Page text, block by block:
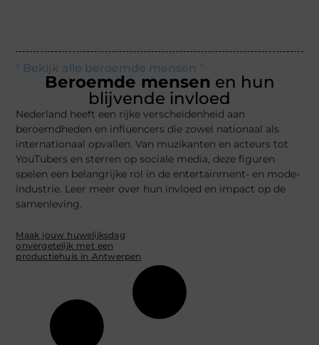
" Bekijk alle beroemde mensen "
Beroemde mensen en hun
blijvende invloed
Nederland heeft een rijke verscheidenheid aan
beroemdheden en influencers die zowel nationaal als
internationaal opvallen. Van muzikanten en acteurs tot
YouTubers en sterren op sociale media, deze figuren
spelen een belangrijke rol in de entertainment- en mode-
industrie. Leer meer over hun invloed en impact op de
samenleving.
Maak jouw huwelijksdag
onvergetelijk met een
productiehuis in Antwerpen